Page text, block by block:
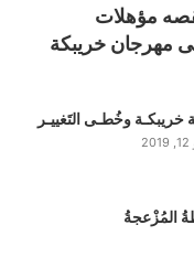
مؤهلات
مهرجان خريبكة
خريبكـة وخُطـى التَغييـر
المُزْعجةُ